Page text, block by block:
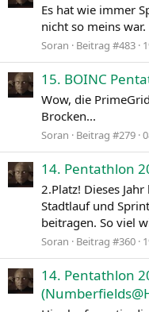
Es hat wie immer
nicht so meins war.
Soran Beitrag #483
15. BOINC
Wow, die
Brocken...
Soran Beitrag #279
14. Pentathlon
2.Platz! Dieses
Stadtlauf und
beitragen. So viel
Soran Beitrag #360
14. Pentathlon